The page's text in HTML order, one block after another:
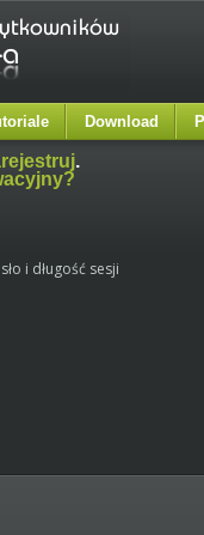
Download
.
i długość sesji